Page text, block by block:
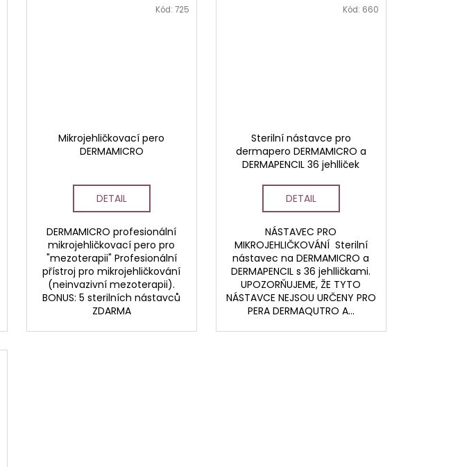
Mikrojehličkovací pero
DERMAMICRO
DETAIL
DERMAMICRO profesionální
mikrojehličkovací pero pro
"mezoterapii" Profesionální
přístroj pro mikrojehličkování
(neinvazivní mezoterapii).
BONUS: 5 sterilních nástavců
ZDARMA
Kód: 725
Sterilní nástavce pro
dermapero DERMAMICRO a
DERMAPENCIL 36 jehlliček
DETAIL
NÁSTAVEC PRO
MIKROJEHLIČKOVÁNÍ Sterilní
nástavec na DERMAMICRO a
DERMAPENCIL s 36 jehlličkami.
UPOZORŇUJEME, ŽE TYTO
NÁSTAVCE NEJSOU URČENY PRO
PERA DERMAQUTRO A...
Kód: 660